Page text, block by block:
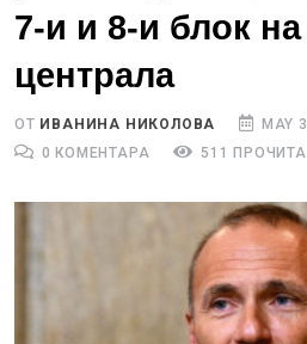
7-и и 8-и блок
централа
ОТ ИВАНИНА НИКОЛОВА
MAY
0 КОМЕНТАРА
511 ПРОЧИТА